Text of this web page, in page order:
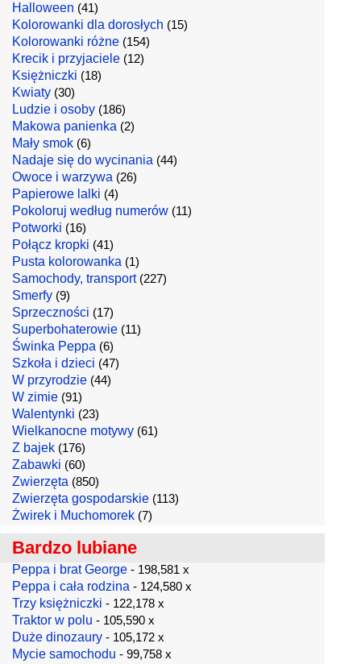
Halloween (41)
Kolorowanki dla dorosłych (15)
Kolorowanki różne (154)
Krecik i przyjaciele (12)
Księżniczki (18)
Kwiaty (30)
Ludzie i osoby (186)
Makowa panienka (2)
Mały smok (6)
Nadaje się do wycinania (44)
Owoce i warzywa (26)
Papierowe lalki (4)
Pokoloruj według numerów (11)
Potworki (16)
Połącz kropki (41)
Pusta kolorowanka (1)
Samochody, transport(227)
Smerfy (9)
Sprzeczności (17)
Superbohaterowie (11)
Świnka Peppa (6)
Szkoła i dzieci (47)
W przyrodzie (44)
W zimie (91)
Walentynki (23)
Wielkanocne motywy (61)
Z bajek (176)
Zabawki (60)
Zwierzęta (850)
Zwierzęta gospodarskie (113)
Żwirek i Muchomorek (7)
Bardzo lubiane
Peppa i brat George - 198,581 x
Peppa i cała rodzina - 124,580 x
Trzy księżniczki - 122,178 x
Traktor w polu - 105,590 x
Duże dinozaury - 105,172 x
Mycie samochodu - 99,758 x